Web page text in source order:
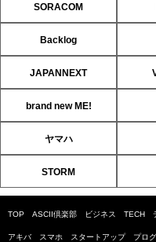
SORACOM
Backlog
JAPANNEXT
brand new ME!
ヤマハ
STORM
TOP ASCII倶楽部 ビジネス TECH
アキバ スマホ スタートアップ プロ